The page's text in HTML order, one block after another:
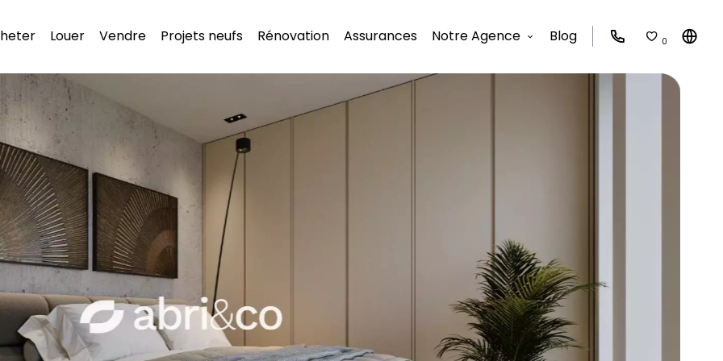
Louer Vendre Projets neufs Rénovation Assurances Notre Agence Blog 0